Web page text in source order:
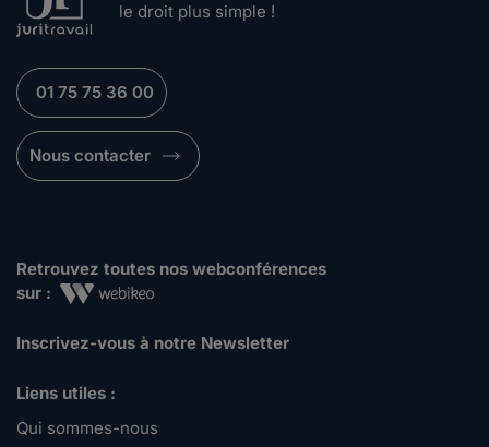
le droit plus simple !
01 75 75 36 00
Nous contacter
Retrouvez toutes nos webconférences
sur :
Inscrivez-vous à notre Newsletter
Liens utiles :
Qui sommes-nous